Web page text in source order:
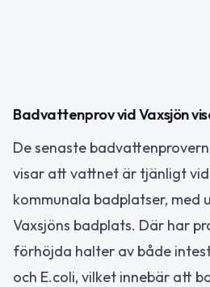
Badvattenprov vid Vaxsjön
De senaste
visar att vattnet är tjänligt
kommunala badplatser, med
Vaxsjöns badplats. Där har
förhöjda halter av både
och E.coli, vilket innebär att